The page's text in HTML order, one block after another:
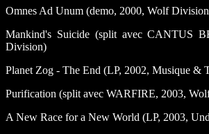
Omnes Ad Unum (demo, 2000, Wolf
Mankind's Suicide (split avec CANTUS
Division)
Planet Zog - The End (LP, 2002, Musique &
Purification (split avec WARFIRE, 2003,
A New Race for a New World (LP, 2003,